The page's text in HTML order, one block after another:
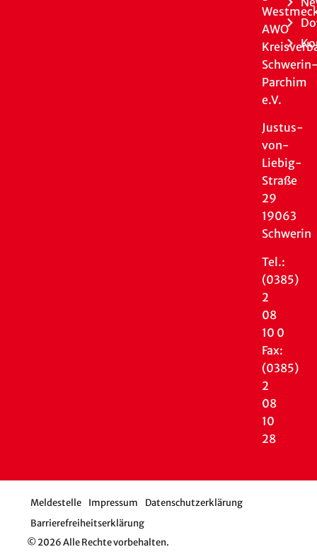
AWO
Parchim
e.V.
Justus-
von-
Liebig-
Straße
29
19063
Schwerin
Tel.:
(0385)
2
08
10 0
Fax:
(0385)
2
08
10
28
© 2026 Alle Rechte vorbehalten.
Meldestelle Impressum
Datenschutzerklärung
Barrierefreiheitserklärung